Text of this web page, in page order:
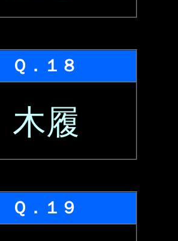
Ｑ．１８
木履
Ｑ．１９